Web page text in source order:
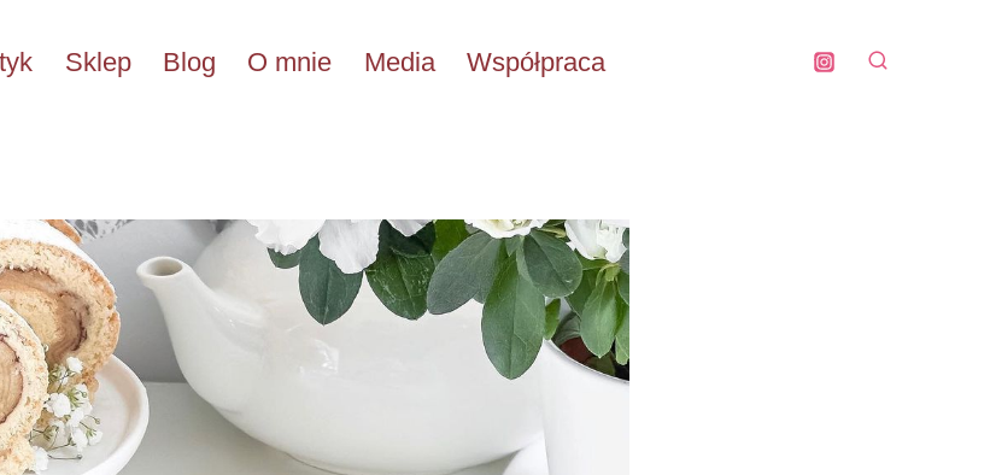
Sklep Blog O mnie Media Współpraca